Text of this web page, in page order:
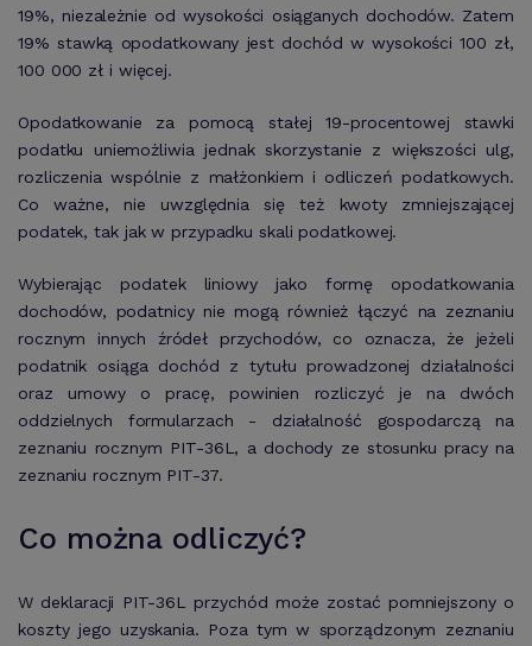
19%, niezależnie od wysokości osiąganych dochodów. Zatem
19% stawką opodatkowany jest dochód w wysokości 100 zł,
100 000 zł i więcej.
Opodatkowanie za pomocą stałej 19-procentowej stawki
podatku uniemożliwia jednak skorzystanie z większości ulg,
rozliczenia wspólnie z małżonkiem i odliczeń podatkowych.
Co ważne, nie uwzględnia się też kwoty zmniejszającej
podatek, tak jak w przypadku skali podatkowej.
Wybierając podatek liniowy jako formę opodatkowania
dochodów, podatnicy nie mogą również łączyć na zeznaniu
rocznym innych źródeł przychodów, co oznacza, że jeżeli
podatnik osiąga dochód z tytułu prowadzonej działalności
oraz umowy o pracę, powinien rozliczyć je na dwóch
oddzielnych formularzach - działalność gospodarczą na
zeznaniu rocznym PIT-36L, a dochody ze stosunku pracy na
zeznaniu rocznym PIT-37.
Co można odliczyć?
W deklaracji PIT-36L przychód może zostać pomniejszony o
koszty jego uzyskania. Poza tym w sporządzonym zeznaniu